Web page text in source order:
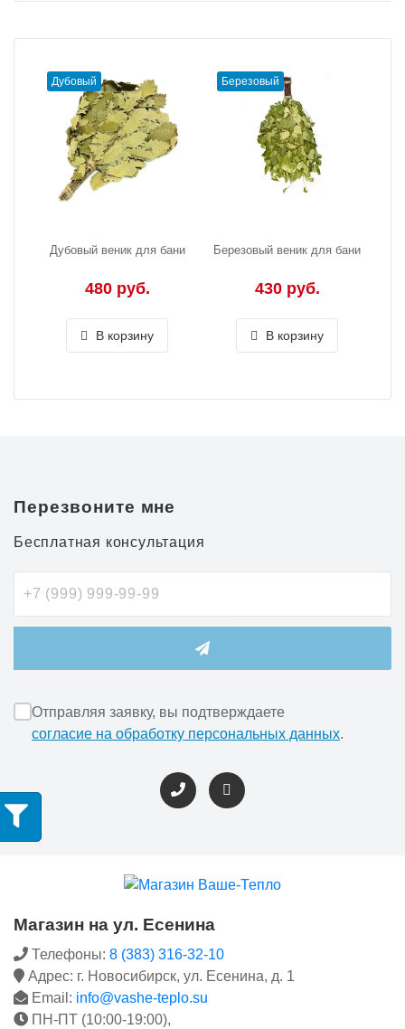
Дубовый
Дубовый веник для бани
480 руб.
В корзину
Березовый
Березовый веник для бани
430 руб.
В корзину
Перезвоните мне
Бесплатная консультация
Отправляя заявку, вы подтверждаете
согласие на обработку персональных данных.
Магазин на ул. Есенина
Телефоны: 8 (383) 316-32-10
Адрес: г. Новосибирск, ул. Есенина, д. 1
Email: info@vashe-teplo.su
ПН-ПТ (10:00-19:00),